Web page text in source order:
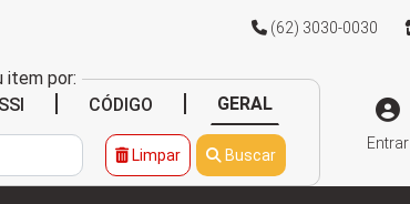
(62) 3030-0030
item por:
CÓDIGO GERAL
Limpar Buscar
Entrar